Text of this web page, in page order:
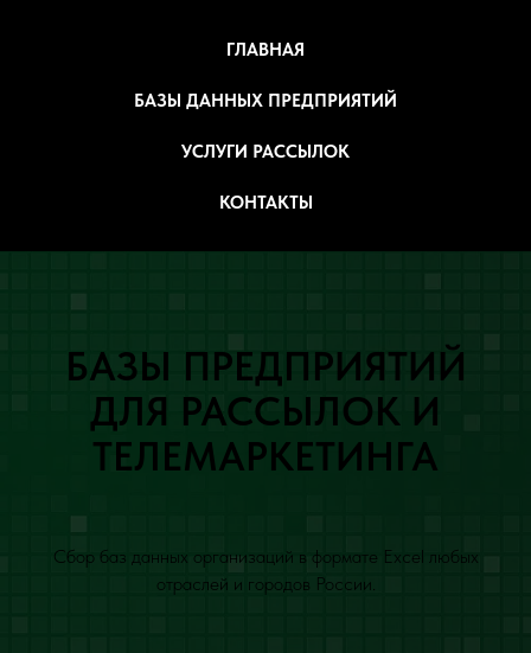
ГЛАВНАЯ
БАЗЫ ДАННЫХ ПРЕДПРИЯТИЙ
УСЛУГИ РАССЫЛОК
КОНТАКТЫ
БАЗЫ ПРЕДПРИЯТИЙ
ДЛЯ РАССЫЛОК И
ТЕЛЕМАРКЕТИНГА
Сбор баз данных организаций в формате Excel любых
отраслей и городов России.